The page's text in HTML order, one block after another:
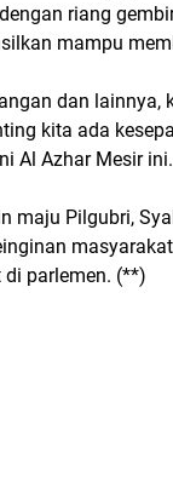
riang
mampu
dan
kita ada
Al Azhar Mesir ini.
maju Pilgubri,
parlemen. (**)